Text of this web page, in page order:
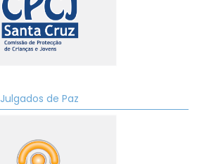
Julgados de Paz